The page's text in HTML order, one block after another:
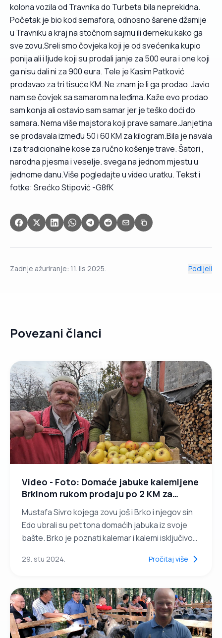
kolona vozila od Travnika do Turbeta bila neprekidna.
Početak je bio kod semafora, odnosno šarene džamije
u Travniku a kraj na stočnom sajmu ili derneku kako ga
sve zovu.Sreli smo čovjeka koji je od svećenika kupio
ponija ali i ljude koji su prodali janje za 500 eura i one koji
ga nisu dali ni za 900 eura. Tele je Kasim Patković
prodavao za tri tisuće KM. Ne znam je li ga prodao. Javio
nam se čovjek sa samarom na leđima. Kaže evo prodao
sam konja ali ostavio sam samar jer je teško doći do
samara. Nema više majstora koji prave samare.Janjetina
se prodavala između 50 i 60 KM za kilogram.Bila je navala
i za tradicionalne kose za ručno košenje trave. Šatori ,
narodna pjesma i veselje. svega na jednom mjestu u
jednome danu.Više pogledajte u video uratku. Tekst i
fotke: Srećko Stipović -G8fK
Zadnje ažuriranje: 11. lis 2025. Podijeli
Povezani članci
Video - Foto: Domaće jabuke kalemljene
Brkinom rukom prodaju po 2 KM za
Mustafa Sivro kojega zovu još i Brko i njegov sin
Edo ubrali su pet tona domaćih jabuka iz svoje
bašte. Brko je poznati kalemar i kalemi isključivo
za...
29. stu 2024. Pročitaj više